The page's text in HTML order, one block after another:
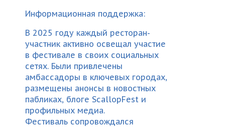
Информационная поддержка:
В 2025 году каждый ресторан-
участник активно освещал участие
в фестивале в своих социальных
сетях. Были привлечены
амбассадоры в ключевых городах,
размещены анонсы в новостных
пабликах, блоге ScallopFest и
профильных медиа.
Фестиваль сопровождался